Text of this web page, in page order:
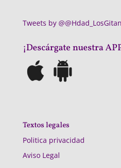
Tweets by
¡Descárgate nuestra
Textos legales
Politica privacidad
Aviso Legal